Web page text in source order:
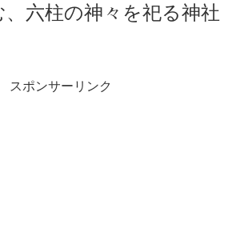
、六柱の神々を祀る神社
スポンサーリンク